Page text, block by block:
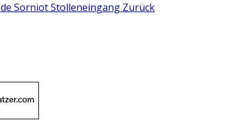
Sorniot Stolleneingang Zurück